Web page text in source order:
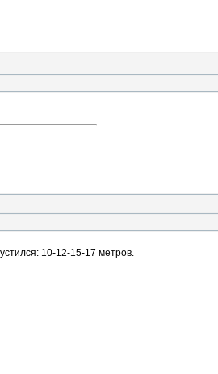
10-12-15-17 метров.